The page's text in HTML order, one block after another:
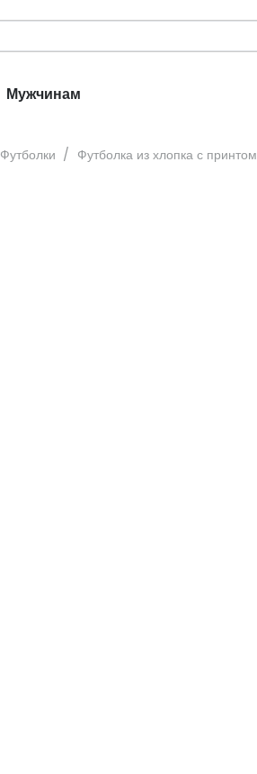
Мужчинам
Футболки / Футболка из хлопка с принтом